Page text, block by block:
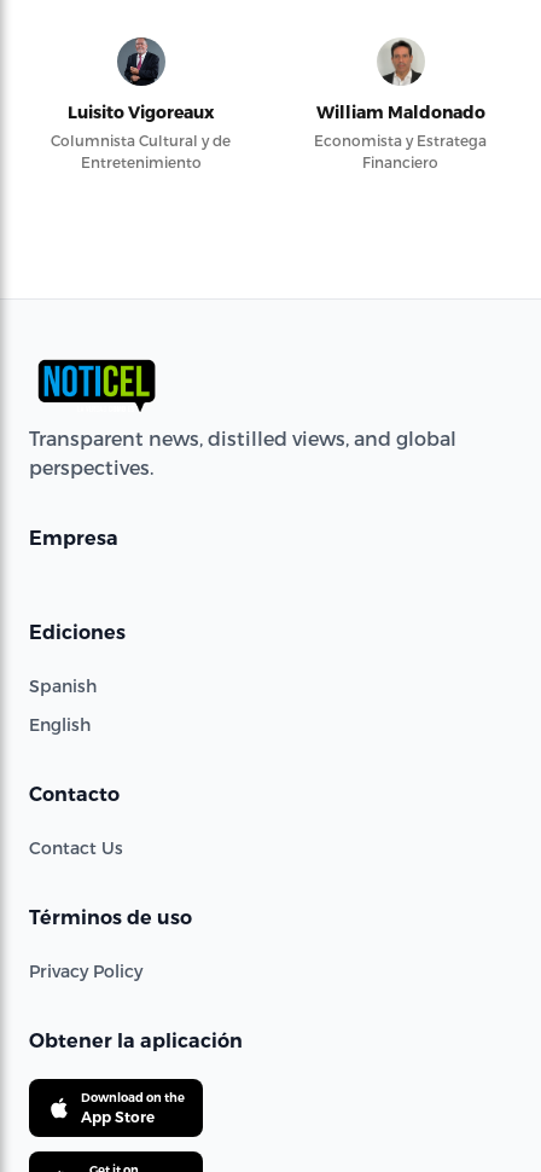
Luisito Vigoreaux
Columnista Cultural y de
Entretenimiento
William Maldonado
Economista y Estratega
Financiero
Transparent news, distilled views, and global
perspectives.
Empresa
Ediciones
Spanish
English
Contacto
Contact Us
Términos de uso
Privacy Policy
Obtener la aplicación
Download on the
App Store